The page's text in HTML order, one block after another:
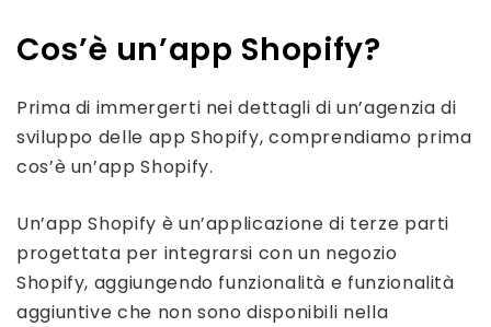
Cos’è un’app Shopify?
Prima di immergerti nei dettagli di un’agenzia di
sviluppo delle app Shopify, comprendiamo prima
cos’è un’app Shopify.
Un’app Shopify è un’applicazione di terze parti
progettata per integrarsi con un negozio
Shopify, aggiungendo funzionalità e funzionalità
aggiuntive che non sono disponibili nella